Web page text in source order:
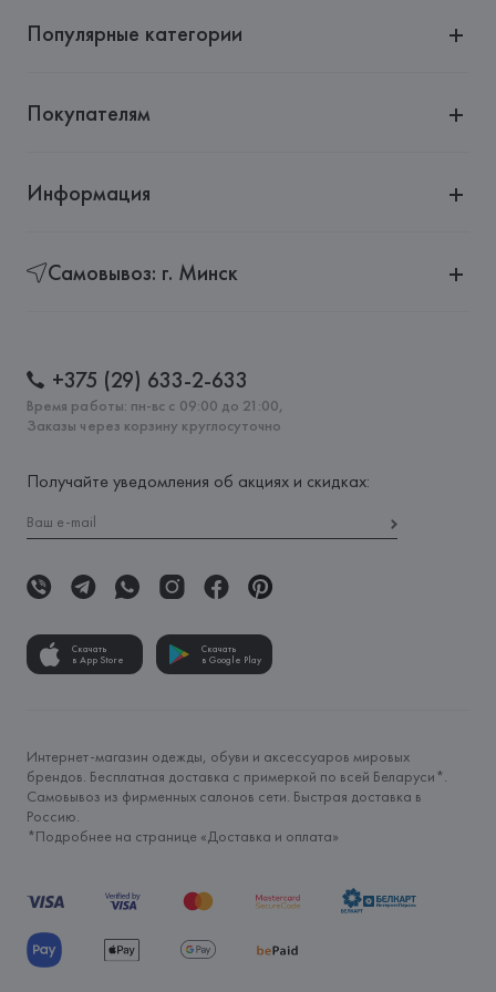
Популярные категории
Покупателям
Информация
Самовывоз: г. Минск
+375 (29) 633-2-633
Время работы: пн-вс с 09:00 до 21:00,
Заказы через корзину круглосуточно
Получайте уведомления об акциях и скидках:
Скачать
в App Store
Скачать
в Google Play
Интернет-магазин одежды, обуви и аксессуаров мировых
брендов. Бесплатная доставка с примеркой по всей Беларуси*.
Самовывоз из фирменных салонов сети. Быстрая доставка в
Россию.
*Подробнее на странице «Доставка и оплата»